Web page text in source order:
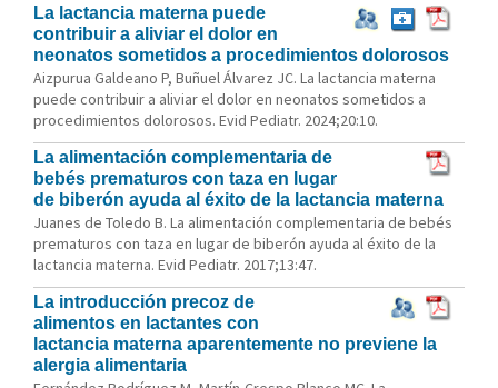
La lactancia materna puede
contribuir a aliviar el dolor en
neonatos sometidos a procedimientos dolorosos
Aizpurua Galdeano P, Buñuel Álvarez JC. La lactancia materna
puede contribuir a aliviar el dolor en neonatos sometidos a
procedimientos dolorosos. Evid Pediatr. 2024;20:10.
La alimentación complementaria de
bebés prematuros con taza en lugar
de biberón ayuda al éxito de la lactancia materna
Juanes de Toledo B. La alimentación complementaria de bebés
prematuros con taza en lugar de biberón ayuda al éxito de la
lactancia materna. Evid Pediatr. 2017;13:47.
La introducción precoz de
alimentos en lactantes con
lactancia materna aparentemente no previene la
alergia alimentaria